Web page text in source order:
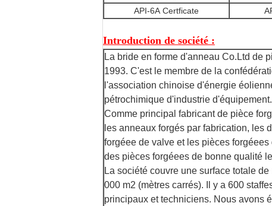
API-6A Certficate
Introduction de société :
La bride en forme d'anneau Co.Ltd de
1993. C'est le membre de la
l'association chinoise d'énergie
pétrochimique d'industrie d'équipement.
Comme principal fabricant de pièce
les anneaux forgés par fabrication, les
forgéee de valve et les pièces
des pièces forgéees de bonne qualité
La société couvre une surface totale
000 m2 (mètres carrés). Il y a 600
principaux et techniciens. Nous avons